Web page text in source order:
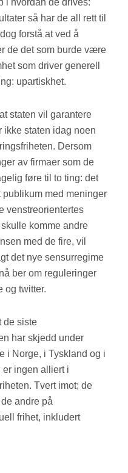
i hvordan de drives:
så har de all rett til
forstå at ved å
de det som burde være
som driver generell
upartiskhet.
staten vil garantere
ikke staten idag noen
Dersom
av firmaer som de
føre til to ting: det
med meninger
venstreorientertes
komme andre
med de fire, vil
det nye sensurregime
ber om reguleringer
og twitter.
de siste
har skjedd under
i Norge, i Tyskland og i
er ingen alliert i
Tvert imot; de
andre på
frihet, inkludert